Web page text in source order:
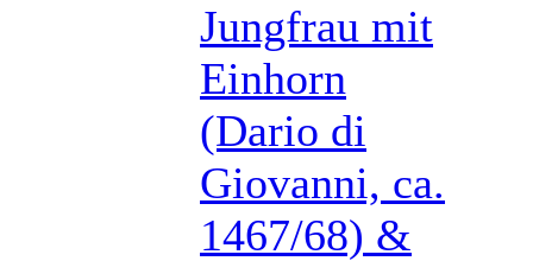
Jungfrau mit
Einhorn
(Dario di
Giovanni, ca.
1467/68) &